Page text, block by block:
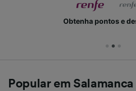
Obtenha pontos e
Popular em Salamanca